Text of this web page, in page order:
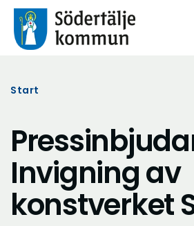
Start
Invigning av
konstverket